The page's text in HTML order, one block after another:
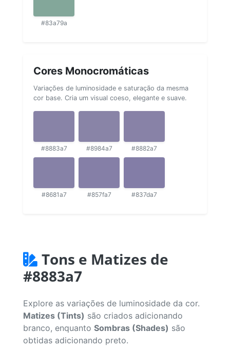
#83a79a
Cores Monocromáticas
Variações de luminosidade e saturação da mesma
cor base. Cria um visual coeso, elegante e suave.
#8883a7 #8984a7 #8882a7
#8681a7 #857fa7 #837da7
Tons e Matizes de
#8883a7
Explore as variações de luminosidade da cor.
Matizes (Tints) são criados adicionando
branco, enquanto Sombras (Shades) são
obtidas adicionando preto.